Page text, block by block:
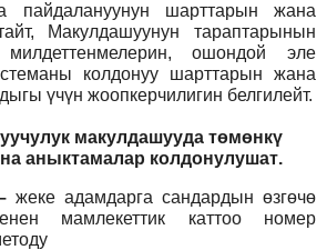
пайдалануунун шарттарын жана
Макулдашуунун тараптарынын
ошондой эле
колдонуу шарттарын жана
үчүн жоопкерчилигин белгилейт.
макулдашууда төмөнкү
аныктамалар колдонулушат.
жеке адамдарга сандардын өзгөчө
мамлекеттик каттоо номер